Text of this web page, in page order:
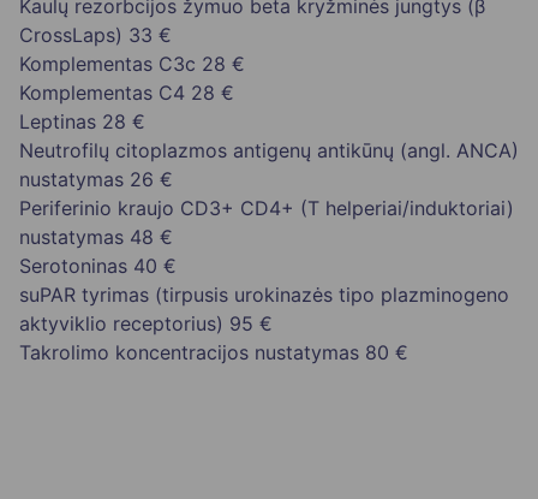
Kaulų rezorbcijos žymuo beta kryžminės jungtys (β
CrossLaps) 33 €
Komplementas C3c 28 €
Komplementas C4 28 €
Leptinas 28 €
Neutrofilų citoplazmos antigenų antikūnų (angl. ANCA)
nustatymas 26 €
Periferinio kraujo CD3+ CD4+ (T helperiai/induktoriai)
nustatymas 48 €
Serotoninas 40 €
suPAR tyrimas (tirpusis urokinazės tipo plazminogeno
aktyviklio receptorius) 95 €
Takrolimo koncentracijos nustatymas 80 €